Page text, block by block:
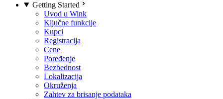
Getting Started
Uvod u Wink
Ključne funkcije
Kupci
Registracija
Cene
Poređenje
Bezbednost
Lokalizacija
Okruženja
Zahtev za brisanje podataka